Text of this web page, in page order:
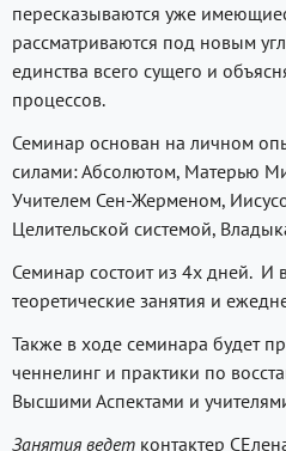
пересказываются уже
рассматриваются под новым
единства всего сущего и
процессов.
Семинар основан на личном
силами: Абсолютом, Матерью
Учителем Сен-Жерменом,
Целительской системой,
Семинар состоит из 4х дней. И
теоретические занятия и
Также в ходе семинара будет
ченнелинг и практики по
Высшими Аспектами и
Занятия ведет контактер